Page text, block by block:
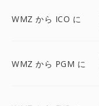
WMZ から ICO に
WMZ から PGM に